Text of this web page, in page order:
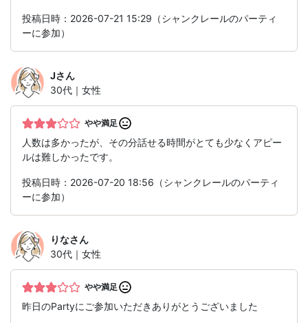
投稿日時：2026-07-21 15:29（シャンクレールのパーティ
ーに参加）
Jさん
30代｜女性
やや満足
人数は多かったが、その分話せる時間がとても少なくアピー
ルは難しかったです。
投稿日時：2026-07-20 18:56（シャンクレールのパーティ
ーに参加）
りなさん
30代｜女性
やや満足
昨日のPartyにご参加いただきありがとうございました